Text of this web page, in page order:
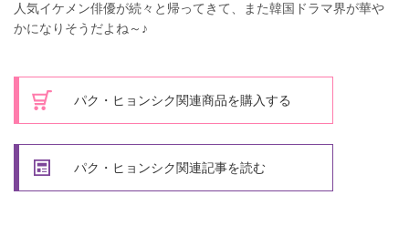
人気イケメン俳優が続々と帰ってきて、また韓国ドラマ界が華や
かになりそうだよね～♪
パク・ヒョンシク関連商品を購入する
パク・ヒョンシク関連記事を読む